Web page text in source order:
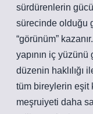
sürdürenlerin
sürecinde olduğu
“görünüm”
yapının iç
düzenin haklılığı
tüm bireylerin eşit
meşruiyeti daha